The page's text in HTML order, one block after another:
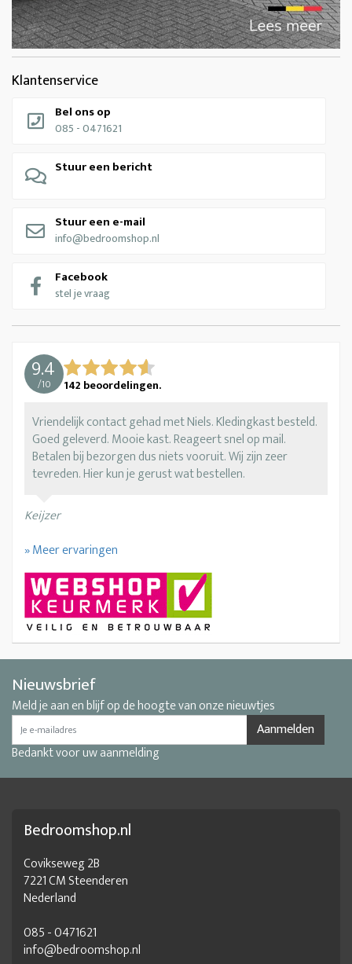
Klantenservice
Bel ons op
085 - 0471621
Stuur een bericht
Stuur een e-mail
info@bedroomshop.nl
Facebook
stel je vraag
9.4
/10 142 beoordelingen.
Vriendelijk contact gehad met Niels. Kledingkast besteld.
Goed geleverd. Mooie kast. Reageert snel op mail.
Betalen bij bezorgen dus niets vooruit. Wij zijn zeer
tevreden. Hier kun je gerust wat bestellen.
Keijzer
» Meer ervaringen
Nieuwsbrief
Meld je aan en blijf op de hoogte van onze nieuwtjes
Aanmelden
Bedankt voor uw aanmelding
Bedroomshop.nl
Covikseweg 2B
7221 CM Steenderen
Nederland
085 - 0471621
info@bedroomshop.nl